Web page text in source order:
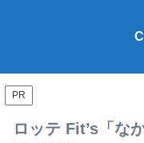
PR
ロッテ Fit’s「な